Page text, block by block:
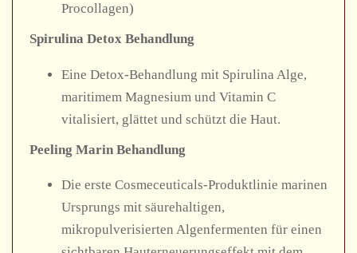
Procollagen)
Spirulina Detox Behandlung
Eine Detox-Behandlung mit Spirulina Alge,
maritimem Magnesium und Vitamin C
vitalisiert, glättet und schützt die Haut.
Peeling Marin Behandlung
Die erste Cosmeceuticals-Produktlinie marinen
Ursprungs mit säurehaltigen,
mikropulverisierten Algenfermenten für einen